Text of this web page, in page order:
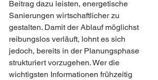
Beitrag dazu leisten, energetische
Sanierungen wirtschaftlicher zu
gestalten. Damit der Ablauf möglichst
reibungslos verläuft, lohnt es sich
jedoch, bereits in der Planungsphase
strukturiert vorzugehen. Wer die
wichtigsten Informationen frühzeitig